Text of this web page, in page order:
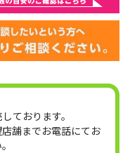
ております。
舗までお電話にてお